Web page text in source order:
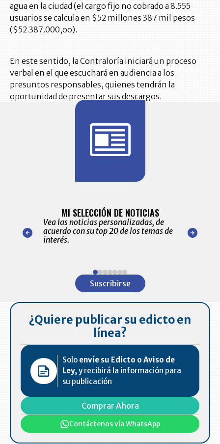
agua en la ciudad (el cargo fijo no cobrado a 8.555
usuarios se calcula en $52 millones 387 mil pesos
($52.387.000,oo).
En este sentido, la Contraloría iniciará un proceso
verbal en el que escuchará en audiencia a los
presuntos responsables, quienes tendrán la
oportunidad de presentar sus descargos.
nuestro
para
MI SELECCIÓN DE NOTICIAS
Vea las noticias personalizadas, de
acuerdo con su top 20 de los temas de
interés.
de las
Suscribirse
¿Quiere publicar su edicto en
línea?
Solo envíe su Edicto o Aviso de
Ley,y recibirá la información para
su publicación
Comprar Ahora
Contáctenos vía WhatsApp